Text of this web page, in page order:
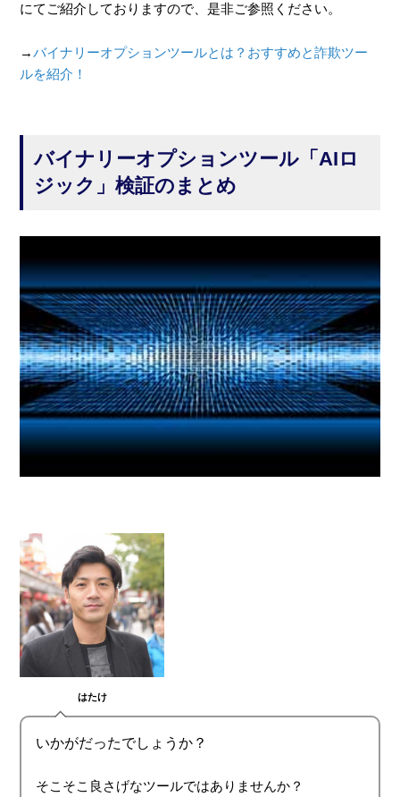
にてご紹介しておりますので、是非ご参照ください。
→バイナリーオプションツールとは？おすすめと詐欺ツー
ルを紹介！
バイナリーオプションツール「AIロ
ジック」検証のまとめ
はたけ
いかがだったでしょうか？
そこそこ良さげなツールではありませんか？